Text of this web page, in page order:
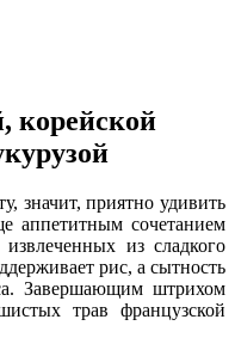
корейской
значит, приятно удивить
аппетитным сочетанием
из сладкого
рис, а сытность
Завершающим штрихом
трав французской